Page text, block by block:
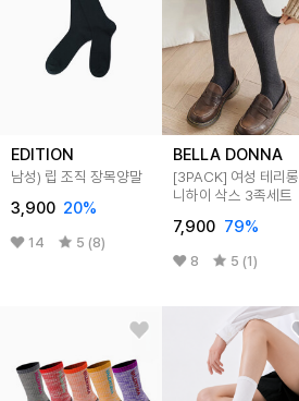
EDITION
남성) 립 조직 장목양말
3,900 20%
14 5 (8)
BELLA DONNA
[3PACK] 여성 테리롱
니하이 삭스 3족세트
7,900 79%
8 5 (1)